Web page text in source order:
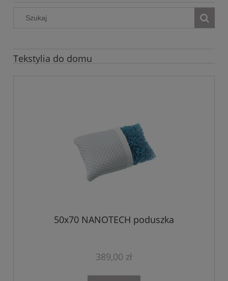
Tekstylia do domu
50x70 NANOTECH poduszka
389,00 zł